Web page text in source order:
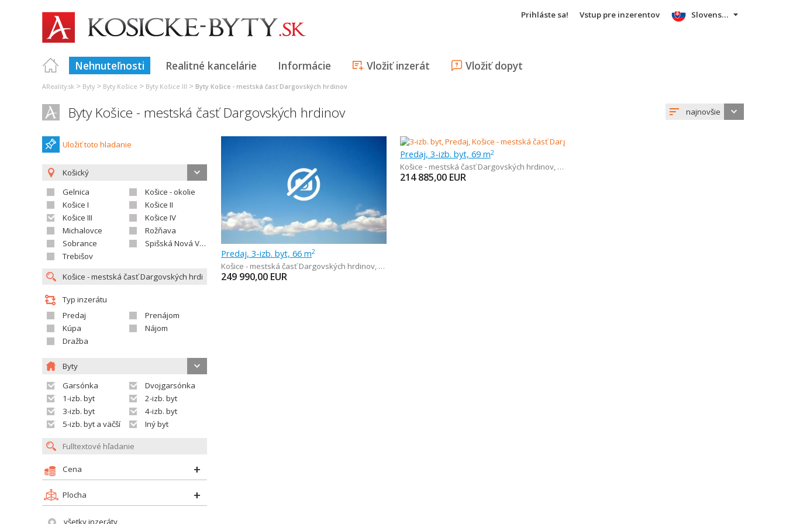
Prihláste sa! Vstup pre inzerentov
Nehnuteľnosti Realitné kancelárie Informácie Vložiť inzerát Vložiť dopyt
Slovensky
AReality.sk > Byty > Byty Košice > Byty Košice III > Byty Košice - mestská časť Dargovských hrdinov
Byty Košice - mestská časť Dargovských hrdinov najnovšie
Uložiť toto hladanie
Košický
Gelnica
Košice - okolie
Košice I
Košice II
Košice III
Košice IV
Michalovce
Rožňava
Sobrance
Spišská Nová Ves
Trebišov
Typ inzerátu
Predaj
Prenájom
Kúpa
Nájom
Dražba
Byty
Garsónka
Dvojgarsónka
1-izb. byt
2-izb. byt
3-izb. byt
4-izb. byt
5-izb. byt a väčší
Iný byt
Cena
Plocha
všetky inzeráty
Predaj, 3-izb. byt, 66 m2
Košice - mestská časť Dargovských hrdinov, Bielocerkevská
249 990,00 EUR
Predaj, 3-izb. byt, 69 m2
Košice - mestská časť Dargovských hrdinov, KE - Sídlisko Dargovských hrdinov - Furča
214 885,00 EUR